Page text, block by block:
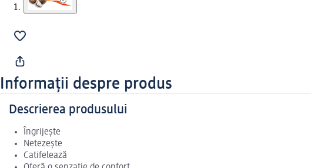
Informații despre produs
Descrierea produsului
Îngrijește
Netezește
Catifelează